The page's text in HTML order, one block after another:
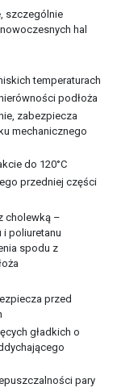
szczególnie
hal
temperaturach
podłoża
zabezpiecza
mechanicznego
do 120°C
przedniej części
cholewką –
poliuretanu
spodu z
przed
gładkich o
pary